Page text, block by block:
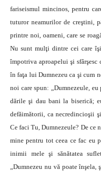
fariseismul mincinos, pentru
tuturor neamurilor de creştini,
printre noi, oameni, care se
Nu sunt mulţi dintre cei care
împotriva aproapelui şi sfârşesc
în faţa lui Dumnezeu ca şi cum
noi care spun: „Dumnezeule,
dările şi dau bani la biserică;
defăimătorii, ca necredincioşii
Ce faci Tu, Dumnezeule? De ce
mine pentru tot ceea ce fac eu
inimii mele şi sănătatea
„Dumnezeu nu vă poate